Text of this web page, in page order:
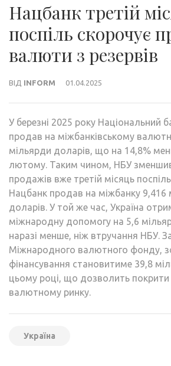
Нацбанк третій
поспіль скорочує
валюти з резервів
ВІД INFORM 01.04.2025
У березні 2025 року Національний
продав на міжбанківському
мільярди доларів, що на 14,8%
лютому. Таким чином, НБУ
продажів вже третій місяць
Нацбанк продав на міжбанку 9,416
доларів. У той же час, Україна
міжнародну допомогу на 5,6
наразі менше, ніж втручання НБУ.
Міжнародного валютного фонду,
фінансування становитиме 39,8
цьому році, що дозволить покрити
валютному ринку.
Україна